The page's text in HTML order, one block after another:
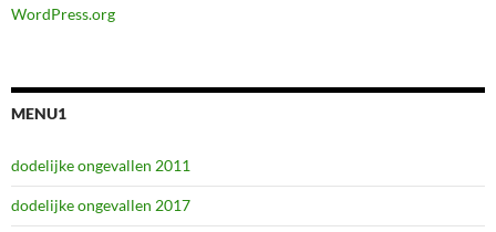
WordPress.org
MENU1
dodelijke ongevallen 2011
dodelijke ongevallen 2017